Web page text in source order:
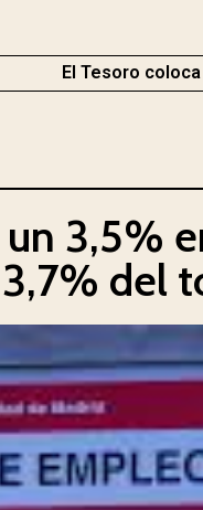
El Tesoro
3,5%
del